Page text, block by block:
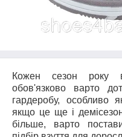
Кожен сезон року
обов'язково варто
гардеробу, особливо
якщо це ще і
більше, варто